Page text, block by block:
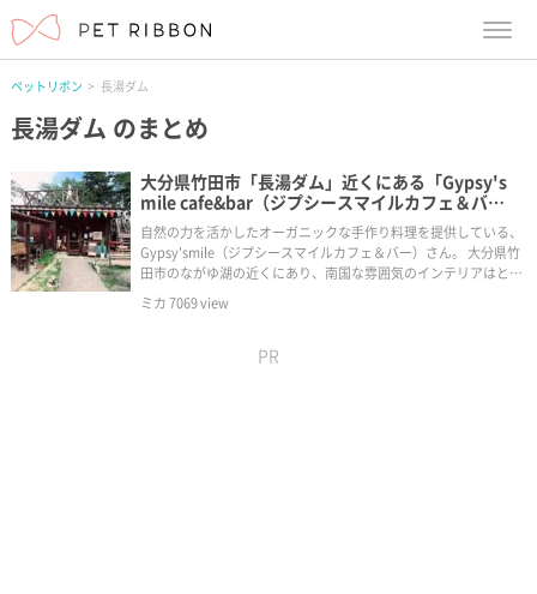
ペットリボン 長湯ダム
長湯ダム のまとめ
大分県竹田市「長湯ダム」近くにある「Gypsy's
mile cafe&bar（ジプシースマイルカフェ＆バ
ー）」は犬とおでかけにオススメ！ボーダーコリー
の看板犬も♪
自然の力を活かしたオーガニックな手作り料理を提供している、
Gypsy'smile（ジプシースマイルカフェ＆バー）さん。 大分県竹
田市のながゆ湖の近くにあり、南国な雰囲気のインテリアはとっ
てもオシャレでおすすめ。看板犬のボーダーコリー、テラくんも
可愛くて、犬好きな人も大歓迎です！
ミカ7069view
PR